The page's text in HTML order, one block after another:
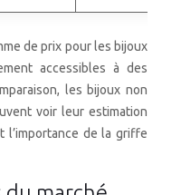
de prix pour les bijoux
accessibles à des
les bijoux non
voir leur estimation
l’importance de la griffe